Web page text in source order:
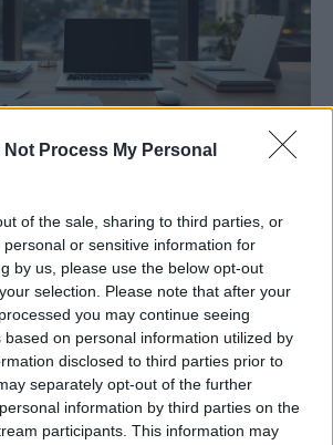
Not Process My Personal
of the sale, sharing to third parties, or
or sensitive information for
by us, please use the below opt-out
selection. Please note that after your
you may continue seeing
based on personal information utilized by
disclosed to third parties prior to
separately opt-out of the further
information by third parties on the
participants. This information may
asume la
promete un nuevo rumbo…